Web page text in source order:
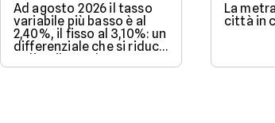
Ad agosto 2026 il tasso
variabile più basso è al
2,40%, il fisso al 3,10%: un
differenziale che si riduce
se l'Euribor sale come
previsto entro dicembre.
La
città in